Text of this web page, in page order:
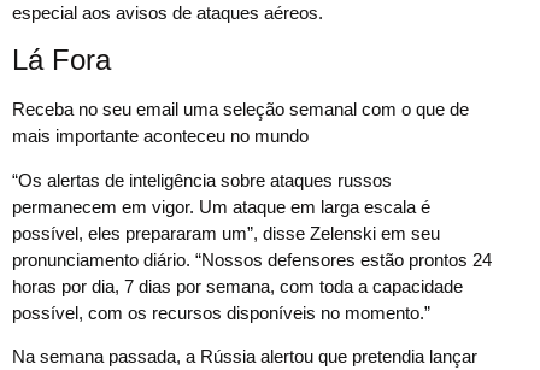
especial aos avisos de ataques aéreos.
Lá Fora
Receba no seu email uma seleção semanal com o que de
mais importante aconteceu no mundo
“Os alertas de inteligência sobre ataques russos
permanecem em vigor. Um ataque em larga escala é
possível, eles prepararam um”, disse Zelenski em seu
pronunciamento diário. “Nossos defensores estão prontos 24
horas por dia, 7 dias por semana, com toda a capacidade
possível, com os recursos disponíveis no momento.”
Na semana passada, a Rússia alertou que pretendia lançar